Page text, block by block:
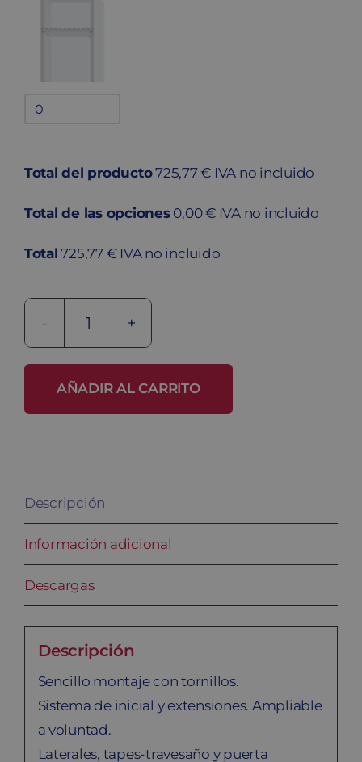
Bandejas
Total del producto725,77 € IVA no incluido
Total de las opciones 0,00 € IVA no incluido
Total 725,77 € IVA no incluido
Taquilla
ECOL-
AÑADIR AL CARRITO
Descripción
Información adicional
Descargas
Descripción
Sencillo montaje con tornillos.
Sistema de inicial y extensiones. Ampliable
a voluntad.
Laterales, tapes-travesaño y puerta